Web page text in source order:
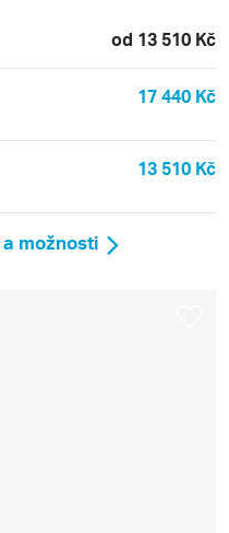
od 13 510 Kč
17 440 Kč
13 510 Kč
možnosti